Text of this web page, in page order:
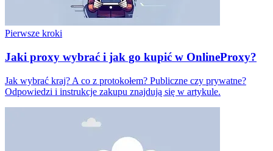
Pierwsze kroki
Jaki proxy wybrać i jak go kupić w OnlineProxy?
Jak wybrać kraj? A co z protokołem? Publiczne czy prywatne?
Odpowiedzi i instrukcje zakupu znajdują się w artykule.